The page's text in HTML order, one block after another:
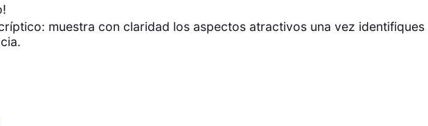
muestra con claridad los aspectos atractivos una vez identifiques